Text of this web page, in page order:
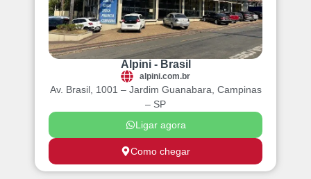
Alpini - Brasil
alpini.com.br
Como chegar
Ligar agora
Av. Brasil, 1001 – Jardim Guanabara, Campinas
– SP